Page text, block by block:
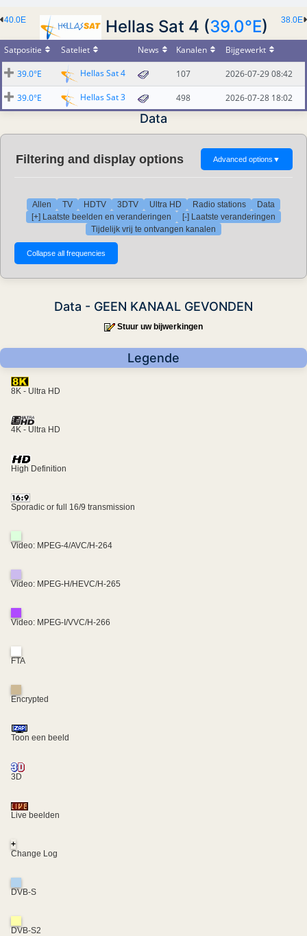
38.0E
40.0E Hellas Sat 4 (39.0°E)
Satpositie Sateliet News Kanalen Bijgewerkt
39.0°E Hellas Sat 4 107 2026-07-29 08:42
39.0°E Hellas Sat 3 498 2026-07-28 18:02
Data
Filtering and display options Advanced options ▼
Allen TV HDTV 3DTV Ultra HD Radio stations
Data
[+] Laatste beelden en veranderingen
[-] Laatste veranderingen
Tijdelijk vrij te ontvangen kanalen
Data - GEEN KANAAL GEVONDEN
Stuur uw bijwerkingen
Legende
8K - Ultra HD
4K - Ultra HD
High Definition
Sporadic or full 16/9 transmission
Video: MPEG-4/AVC/H-264
Video: MPEG-H/HEVC/H-265
Video: MPEG-I/VVC/H-266
FTA
Encrypted
Toon een beeld
3D
Live beelden
+
Change Log
DVB-S
DVB-S2